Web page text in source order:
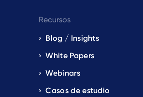
Recursos
Blog / Insights
White Papers
Webinars
Casos de estudio